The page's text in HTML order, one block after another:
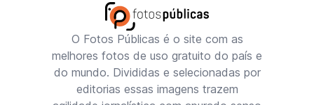
O Fotos Públicas é o site com as
melhores fotos de uso gratuito do país e
do mundo. Divididas e selecionadas por
editorias essas imagens trazem